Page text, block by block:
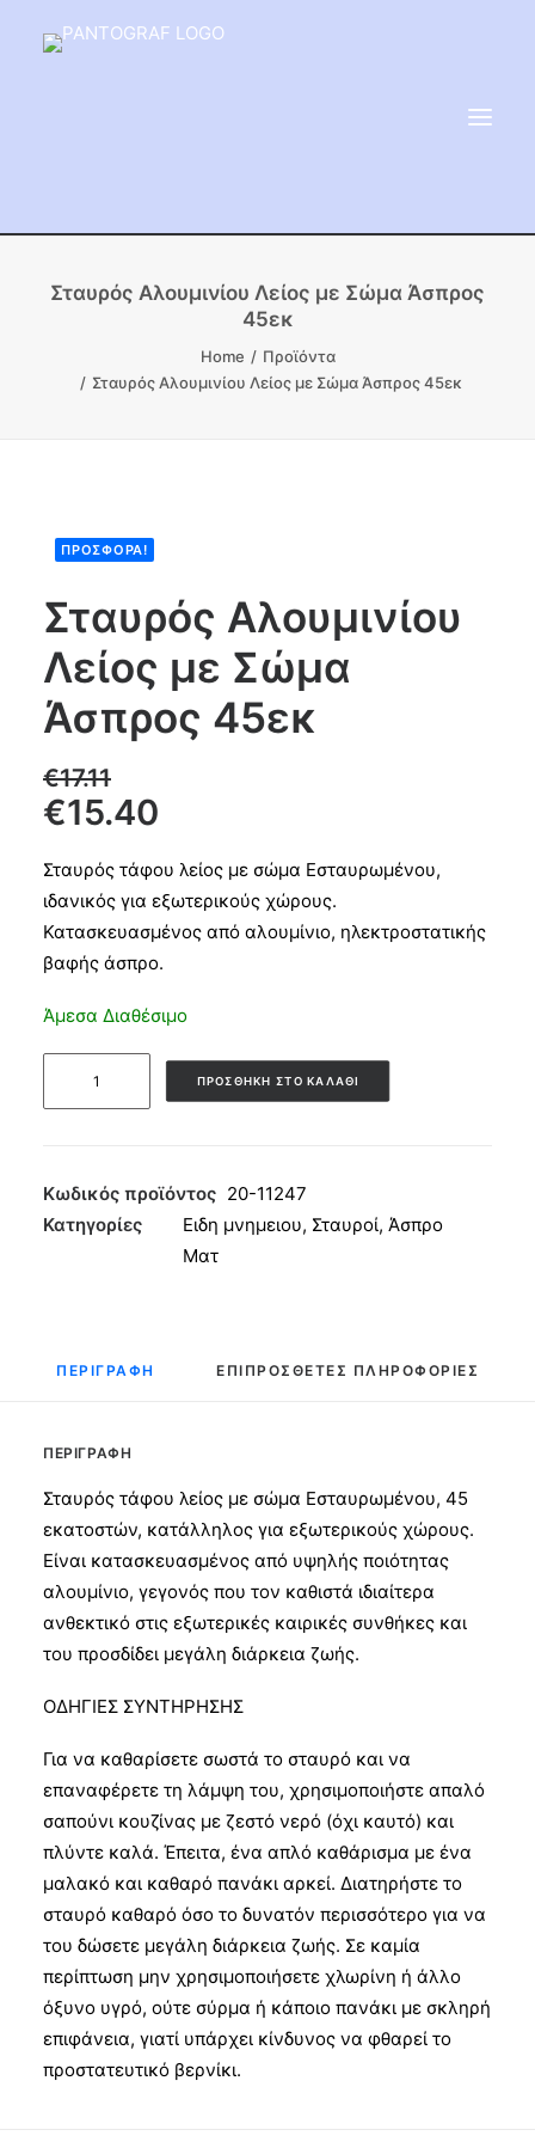
ΕΙΔΗ ΜΝΗΜΕΙΟΥ
ΠΡΟΪΟΝΤΑ ΜΑΡΜΆΡΟΥ
search
Σταυρός Αλουμινίου Λείος με Σώμα Άσπρος
45εκ
Home
Προϊόντα
Σταυρός Αλουμινίου Λείος με Σώμα Άσπρος 45εκ
ΠΡΟΣΦΟΡΆ!
Σταυρός Αλουμινίου
Λείος με Σώμα
Άσπρος 45εκ
€17.11
€15.40
Σταυρός τάφου λείος με σώμα Εσταυρωμένου,
ιδανικός για εξωτερικούς χώρους.
Κατασκευασμένος από αλουμίνιο, ηλεκτροστατικής
βαφής άσπρο.
Άμεσα Διαθέσιμο
Σώμα
Άσπρος
ΠΡΟΣΘΉΚΗ ΣΤΟ ΚΑΛΆΘΙ
Κωδικός προϊόντος 20-11247
Κατηγορίες
Ειδη μνημειου, Σταυροί, Άσπρο
Ματ
ΠΕΡΙΓΡΑΦΉ ΕΠΙΠΡΌΣΘΕΤΕΣ ΠΛΗΡΟΦΟΡΊΕΣ
ΠΕΡΙΓΡΑΦΉ
Σταυρός τάφου λείος με σώμα Εσταυρωμένου, 45
εκατοστών, κατάλληλος για εξωτερικούς χώρους.
Είναι κατασκευασμένος από υψηλής ποιότητας
αλουμίνιο, γεγονός που τον καθιστά ιδιαίτερα
ανθεκτικό στις εξωτερικές καιρικές συνθήκες και
του προσδίδει μεγάλη διάρκεια ζωής.
ΟΔΗΓΙΕΣ ΣΥΝΤΗΡΗΣΗΣ
Για να καθαρίσετε σωστά το σταυρό και να
επαναφέρετε τη λάμψη του, χρησιμοποιήστε απαλό
σαπούνι κουζίνας με ζεστό νερό (όχι καυτό) και
πλύντε καλά. Έπειτα, ένα απλό καθάρισμα με ένα
μαλακό και καθαρό πανάκι αρκεί. Διατηρήστε το
σταυρό καθαρό όσο το δυνατόν περισσότερο για να
του δώσετε μεγάλη διάρκεια ζωής. Σε καμία
περίπτωση μην χρησιμοποιήσετε χλωρίνη ή άλλο
όξυνο υγρό, ούτε σύρμα ή κάποιο πανάκι με σκληρή
επιφάνεια, γιατί υπάρχει κίνδυνος να φθαρεί το
προστατευτικό βερνίκι.